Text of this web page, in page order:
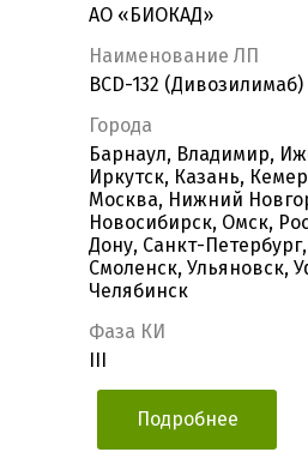
АО «БИОКАД»
Наименование ЛП
BCD-132 (Дивозилимаб)
Города
Барнаул, Владимир,
Иркутск, Казань,
Москва, Нижний
Новосибирск, Омск,
Дону, Санкт-
Смоленск, Ульяновск,
Челябинск
Фаза КИ
Подробнее